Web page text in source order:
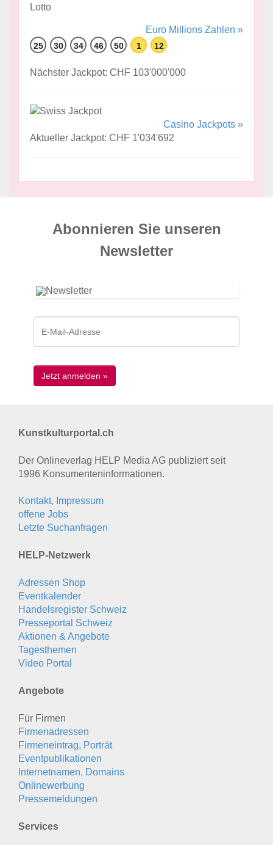
Euro Millions Zahlen »
25 30 34 46 50 1 12
Nächster Jackpot: CHF 103'000'000
Casino Jackpots »
Aktueller Jackpot: CHF 1'034'692
Abonnieren Sie unseren
News­letter
Kunstkulturportal.ch
Der Onlineverlag HELP Media AG publiziert seit
1996 Konsumenten­informationen.
Kontakt, Impressum
offene Jobs
Letzte Suchanfragen
HELP-Netzwerk
Adressen Shop
Eventkalender
Handelsregister Schweiz
Presseportal Schweiz
Aktionen & Angebote
Tagesthemen
Video Portal
Angebote
Für Firmen
Firmenadressen
Firmeneintrag, Porträt
Eventpublikationen
Internetnamen, Domains
Onlinewerbung
Pressemeldungen
Services